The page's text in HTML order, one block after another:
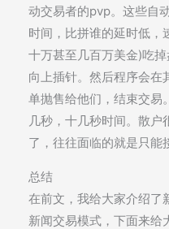
动交易者的pvp。这些自
时间，比拼谁的延时低，
十万甚至几百万美金)吃
向上插针。然后程序会在
单抛售给他们，结束交易
几秒，十几秒时间。散户
了，往往面临的就是只能
总结
在前文，我给大家介绍了
新闻交易模式，下面来给